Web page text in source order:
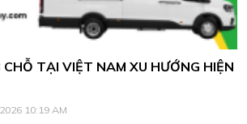
CHỖ TẠI VIỆT NAM XU HƯỚNG HIỆN
10:19 AM